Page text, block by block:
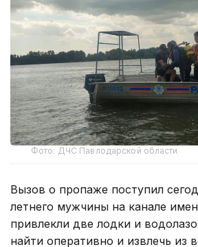
Фото: ДЧС Павлодарской области
Вызов о пропаже поступил
летнего мужчины на канале
привлекли две лодки и
найти оперативно и извлечь из